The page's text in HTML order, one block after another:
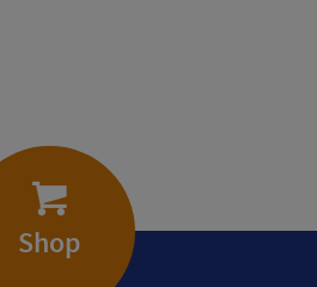
Shop